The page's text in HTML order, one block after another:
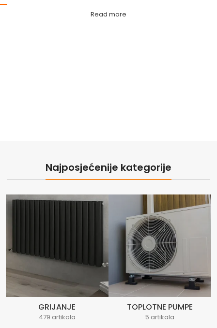
Read more
Najposjećenije kategorije
GRIJANJE
479 artikala
TOPLOTNE PUMPE
5 artikala